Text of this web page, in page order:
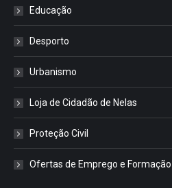
Educação
Desporto
Urbanismo
Loja de Cidadão de Nelas
Proteção Civil
Ofertas de Emprego e Formação